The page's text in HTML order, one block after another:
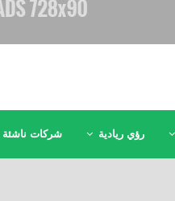
رؤي ريادية شركات ناشئة